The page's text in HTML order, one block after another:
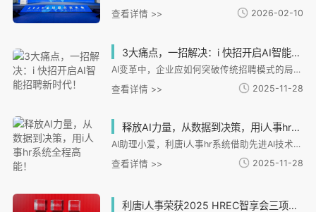
查看详情 >>
2026-02-10
3大痛点，一招解决：i 快招开启AI智能招聘新时代！
AI变革中，企业应如何突破传统招聘模式的局限，实现高效精准的人才获取？ 这里给大家介绍一款独立招聘AI聚合搜索工具——i快招。它就像招聘界的超级助手，凭借三大核心功能，直击招聘痛点，帮企业实现从“大海捞针”到“精准狙击”的转变。
查看详情 >>
2025-11-28
释放AI力量，从数据到决策，用i人事hr系统全程高能！
AI助理小爱，利唐i人事hr系统借助先进AI技术、大规模预训练模型和云计算能力推出的虚拟数字人
查看详情 >>
2025-11-28
利唐i人事荣获2025 HREC智享会三项大奖，技术实力获行业认可